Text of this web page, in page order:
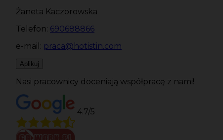
Żaneta Kaczorowska
Telefon: 690688866
e-mail: praca@hotistin.com
Aplikuj
Nasi pracownicy doceniają współpracę z nami!
4.7/5